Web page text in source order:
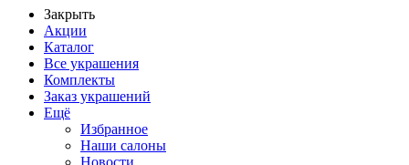
Закрыть
Акции
Каталог
Все украшения
Комплекты
Заказ украшений
Ещё
Избранное
Наши салоны
Новости